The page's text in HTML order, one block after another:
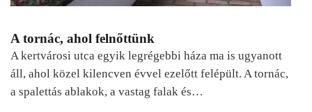
A tornác, ahol felnőttünk
A kertvárosi utca egyik legrégebbi háza ma is ugyanott
áll, ahol közel kilencven évvel ezelőtt felépült. A tornác,
a spalettás ablakok, a vastag falak és…